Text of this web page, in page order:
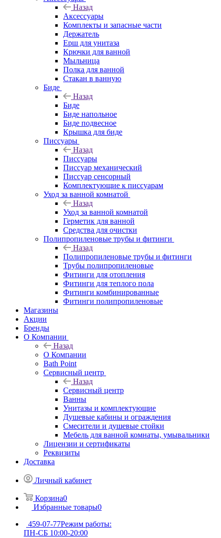
Назад
Аксессуары
Комплекты и запасные части
Держатель
Ерш для унитаза
Крючки для ванной
Мыльница
Полка для ванной
Стакан в ванную
Биде
Назад
Биде
Биде напольное
Биде подвесное
Крышка для биде
Писсуары
Назад
Писсуары
Писсуар механический
Писсуар сенсорный
Комплектующие к писсуарам
Уход за ванной комнатой
Назад
Уход за ванной комнатой
Герметик для ванной
Средства для очистки
Полипропиленовые трубы и фитинги
Назад
Полипропиленовые трубы и фитинги
Трубы полипропиленовые
Фитинги для отопления
Фитинги для теплого пола
Фитинги комбинированные
Фитинги полипропиленовые
Магазины
Акции
Бренды
О Компании
Назад
О Компании
Bath Point
Сервисный центр
Назад
Сервисный центр
Ванны
Унитазы и комплектующие
Душевые кабины и ограждения
Смесители и душевые стойки
Мебель для ванной комнаты, умывальники
Лицензии и сертификаты
Реквизиты
Доставка
Личный кабинет
Корзина0
Избранные товары0
459-07-77Режим работы:
ПН-СБ 10:00-20:00